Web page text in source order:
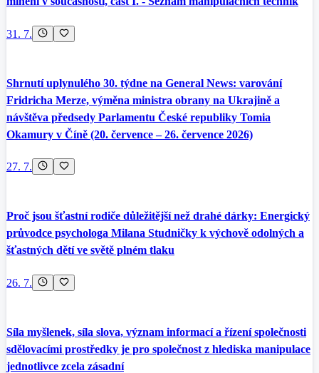
31. 7.
Shrnutí uplynulého 30. týdne na General News: varování
Fridricha Merze, výměna ministra obrany na Ukrajině a
návštěva předsedy Parlamentu České republiky Tomia
Okamury v Číně (20. července – 26. července 2026)
27. 7.
Proč jsou šťastní rodiče důležitější než drahé dárky: Energický
průvodce psychologa Milana Studničky k výchově odolných a
šťastných dětí ve světě plném tlaku
26. 7.
Síla myšlenek, síla slova, význam informací a řízení společnosti
sdělovacími prostředky je pro společnost z hlediska manipulace
jednotlivce zcela zásadní